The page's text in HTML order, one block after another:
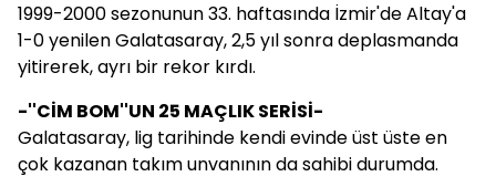
1999-2000 sezonunun 33. haftasında İzmir'de Altay'a
1-0 yenilen Galatasaray, 2,5 yıl sonra deplasmanda
yitirerek, ayrı bir rekor kırdı.
-''CİM BOM''UN 25 MAÇLIK SERİSİ-
Galatasaray, lig tarihinde kendi evinde üst üste en
çok kazanan takım unvanının da sahibi durumda.